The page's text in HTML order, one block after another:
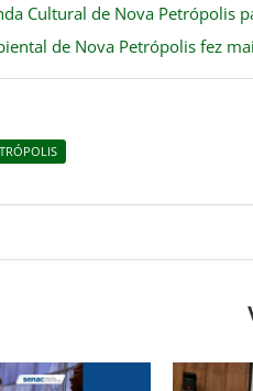
Cultural de Nova Petrópolis
de Nova Petrópolis fez